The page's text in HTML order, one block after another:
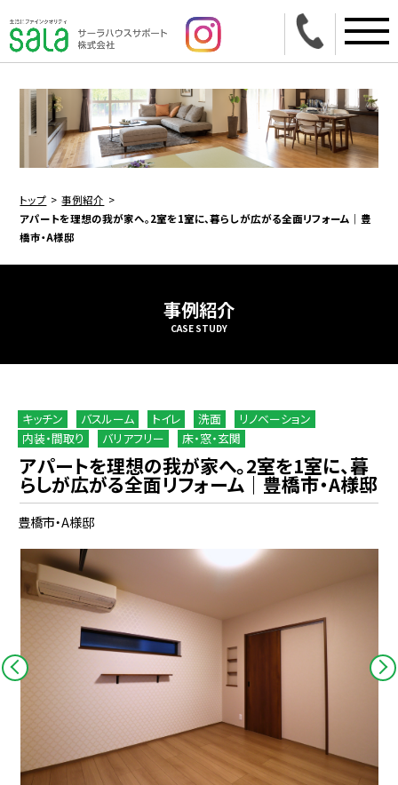
トップ
事例紹介
アパートを理想の我が家へ。2室を1室に、暮らしが広がる全面リフォーム｜豊
橋市・A様邸
事例紹介
CASE STUDY
キッチン バスルーム トイレ 洗面
リノベーション
内装・間取り
バリアフリー 床・窓・玄関
アパートを理想の我が家へ。2室を1室に、暮
らしが広がる全面リフォーム｜豊橋市・A様邸
豊橋市・A様邸